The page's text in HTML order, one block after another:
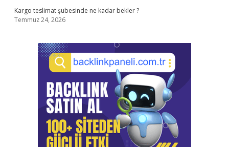
Kargo teslimat şubesinde ne kadar bekler ?
Temmuz 24, 2026